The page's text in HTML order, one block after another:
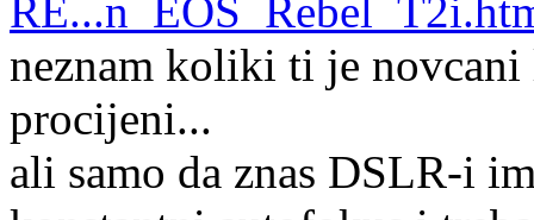
neznam koliki ti je
procijeni...
ali samo da znas DSLR-i